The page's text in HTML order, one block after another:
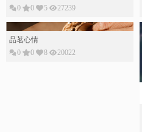
0
0 5 27239
品茗心情
0
0 8 20022